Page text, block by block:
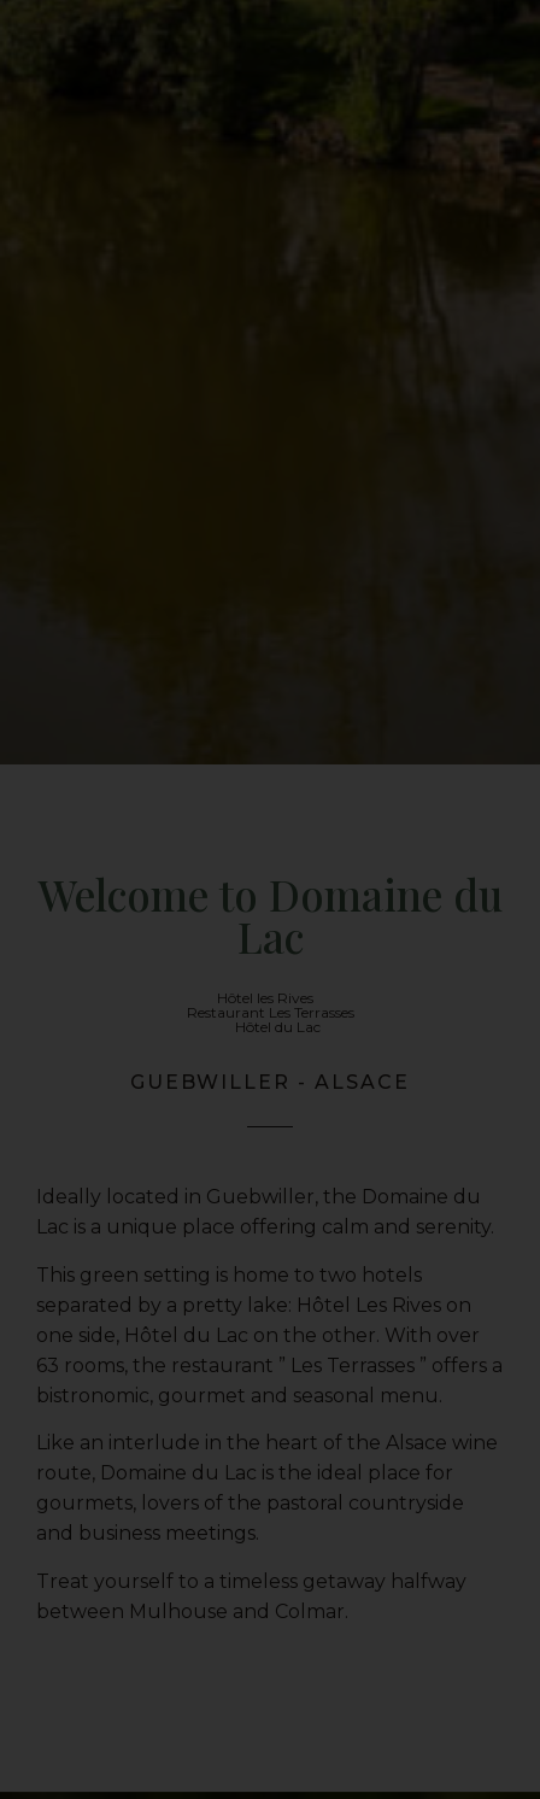
Welcome to Domaine du
Lac
Hôtel les Rives
Restaurant Les Terrasses
Hôtel du Lac
GUEBWILLER - ALSACE
Ideally located in Guebwiller, the Domaine du
Lac is a unique place offering calm and serenity.
This green setting is home to two hotels
separated by a pretty lake: Hôtel Les Rives on
one side, Hôtel du Lac on the other. With over
63 rooms, the restaurant ” Les Terrasses ” offers a
bistronomic, gourmet and seasonal menu.
Like an interlude in the heart of the Alsace wine
route, Domaine du Lac is the ideal place for
gourmets, lovers of the pastoral countryside
and business meetings.
Treat yourself to a timeless getaway halfway
between Mulhouse and Colmar.